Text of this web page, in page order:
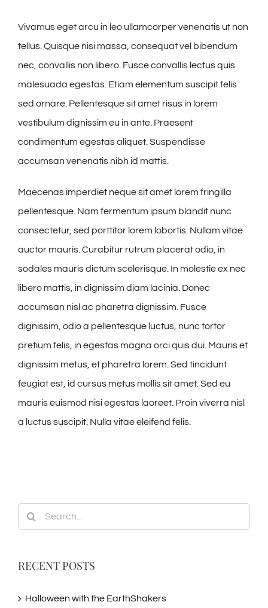
Vivamus eget arcu in leo ullamcorper venenatis ut non
tellus. Quisque nisi massa, consequat vel bibendum
nec, convallis non libero. Fusce convallis lectus quis
malesuada egestas. Etiam elementum suscipit felis
sed ornare. Pellentesque sit amet risus in lorem
vestibulum dignissim eu in ante. Praesent
condimentum egestas aliquet. Suspendisse
accumsan venenatis nibh id mattis.
Maecenas imperdiet neque sit amet lorem fringilla
pellentesque. Nam fermentum ipsum blandit nunc
consectetur, sed porttitor lorem lobortis. Nullam vitae
auctor mauris. Curabitur rutrum placerat odio, in
sodales mauris dictum scelerisque. In molestie ex nec
libero mattis, in dignissim diam lacinia. Donec
accumsan nisl ac pharetra dignissim. Fusce
dignissim, odio a pellentesque luctus, nunc tortor
pretium felis, in egestas magna orci quis dui. Mauris et
dignissim metus, et pharetra lorem. Sed tincidunt
feugiat est, id cursus metus mollis sit amet. Sed eu
mauris euismod nisi egestas laoreet. Proin viverra nisl
a luctus suscipit. Nulla vitae eleifend felis.
Search
for:
RECENT POSTS
Halloween with the EarthShakers